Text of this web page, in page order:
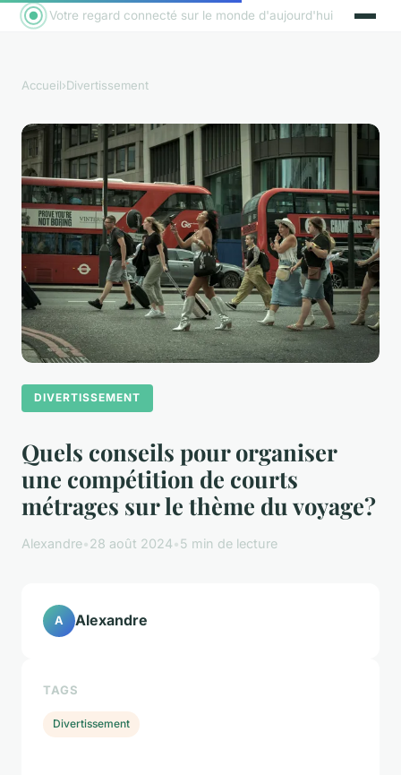
Votre regard connecté sur le monde d'aujourd'hui
Accueil›Divertissement
DIVERTISSEMENT
Quels conseils pour organiser
une compétition de courts
métrages sur le thème du voyage?
Alexandre•28 août 2024•5 min de lecture
A Alexandre
TAGS
Divertissement